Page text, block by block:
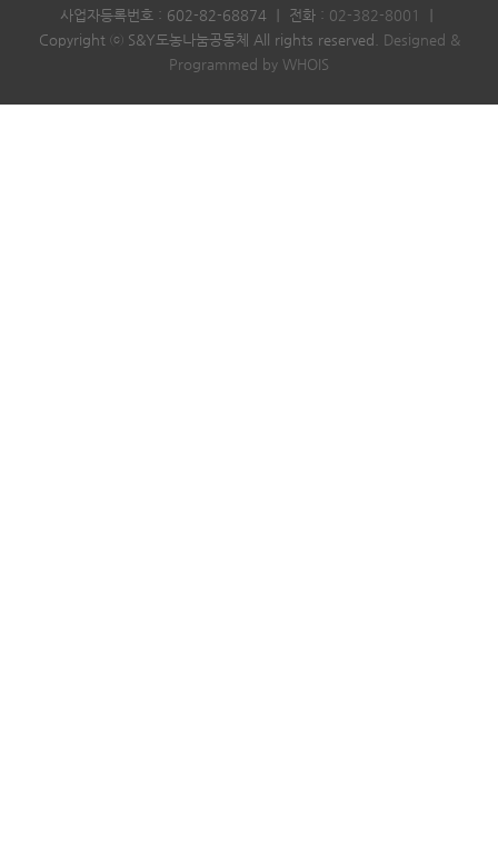
사업자등록번호 : 602-82-68874
전화 : 02-382-8001
Copyright ⓒ S&Y도농나눔공동체 All rights reserved. Designed &
Programmed by WHOIS